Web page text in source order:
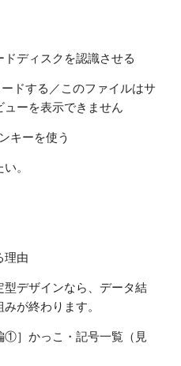
ディスクを認識させる
ドする／このファイルはサ
ーを表示できません
キーを使う
。
理由
型デザインなら、データ結
が終わります。
①］かっこ・記号一覧（見